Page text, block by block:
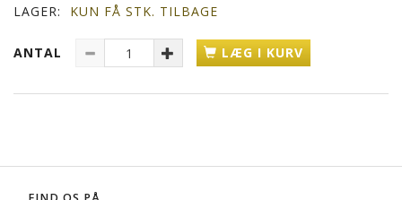
LAGER: KUN FÅ STK. TILBAGE
ANTAL LÆG I KURV